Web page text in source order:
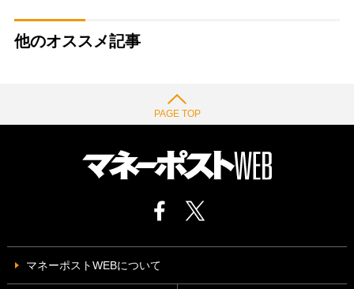
他のオススメ記事
PAGE TOP
マネーポストWEBについて